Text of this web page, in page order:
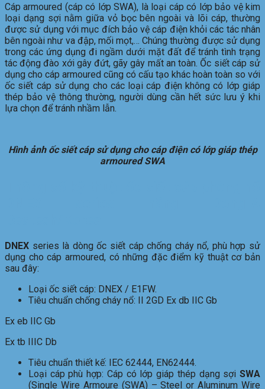
Cáp armoured (cáp có lớp SWA), là loại cáp có lớp bảo vệ kim
loại dạng sợi nằm giữa vỏ bọc bên ngoài và lõi cáp, thường
được sử dụng với mục đích bảo vệ cáp điện khỏi các tác nhân
bên ngoài như va đập, mối mọt,… Chúng thường được sử dụng
trong các ứng dụng đi ngầm dưới mặt đất để tránh tình trạng
tác động đào xới gây đứt, gãy gây mất an toàn. Ốc siết cáp sử
dụng cho cáp armoured cũng có cấu tạo khác hoàn toàn so với
ốc siết cáp sử dụng cho các loại cáp điện không có lớp giáp
thép bảo vệ thông thường, người dùng cần hết sức lưu ý khi
lựa chọn để tránh nhầm lẫn.
Hình ảnh ốc siết cáp sử dụng cho cáp điện có lớp giáp thép
armoured SWA
DNEX series là dòng ốc siết cáp chống cháy nổ, phù hợp sử
dụng cho cáp armoured, có những đặc điểm kỹ thuật cơ bản
sau đây:
Loại ốc siết cáp: DNEX / E1FW.
Tiêu chuẩn chống cháy nổ: II 2GD Ex db IIC Gb
Ex eb IIC Gb
Ex tb IIIC Db
Tiêu chuẩn thiết kế: IEC 62444, EN62444.
Loại cáp phù hợp: Cáp có lớp giáp thép dạng sợi SWA
(Single Wire Armoure (SWA) – Steel or Aluminum Wire